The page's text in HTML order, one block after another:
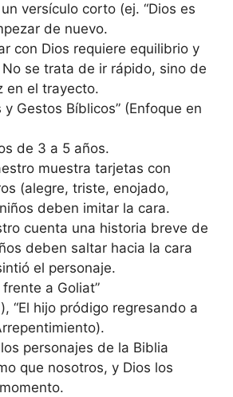
versículo corto (ej. “Dios es
de nuevo.
con Dios requiere equilibrio y
se trata de ir rápido, sino de
en el trayecto.
y Gestos Bíblicos” (Enfoque en
de 3 a 5 años.
muestra tarjetas con
(alegre, triste, enojado,
deben imitar la cara.
cuenta una historia breve de
deben saltar hacia la cara
el personaje.
frente a Goliat”
“El hijo pródigo regresando a
personajes de la Biblia
que nosotros, y Dios los